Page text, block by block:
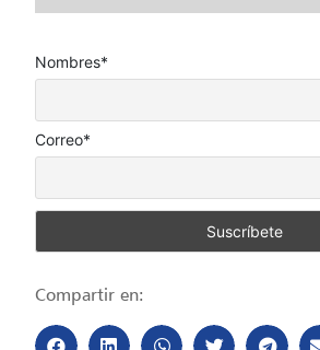
Nombres*
Correo*
Compartir en: